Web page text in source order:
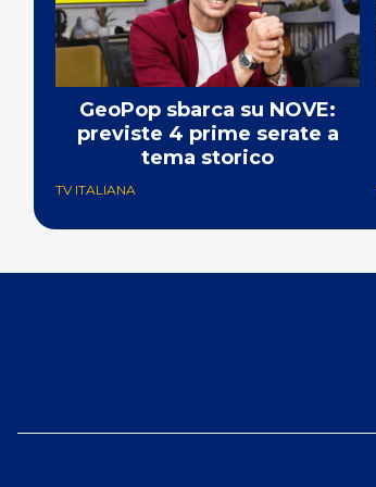
GeoPop sbarca su NOVE:
previste 4 prime serate a
tema storico
TV ITALIANA